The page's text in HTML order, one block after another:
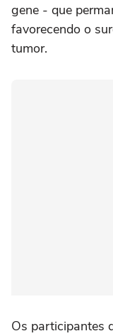
gene - que
favorecendo o
tumor.
Os participantes